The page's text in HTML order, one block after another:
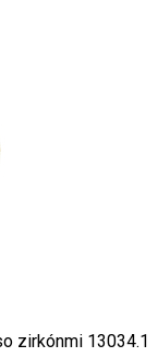
zirkónmi 13034.1